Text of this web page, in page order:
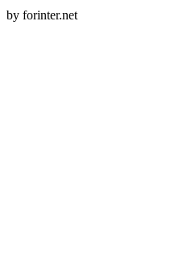
by forinter.net